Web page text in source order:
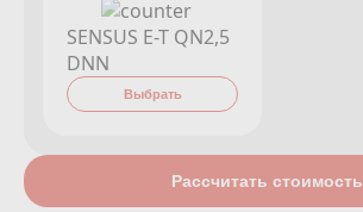
SENSUS E-T QN2,5
DNN
Выбрать
Рассчитать стоимость